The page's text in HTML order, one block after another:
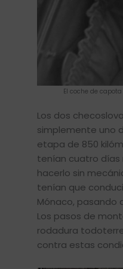
El coche de
Los dos
simplemente uno
etapa de 850
tenían cuatro días
hacerlo sin
tenían que
Mónaco, pasando
Los pasos de
rodadura
contra estas